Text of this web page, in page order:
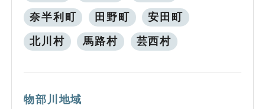
奈半利町 田野町 安田町
北川村 馬路村 芸西村
物部川地域